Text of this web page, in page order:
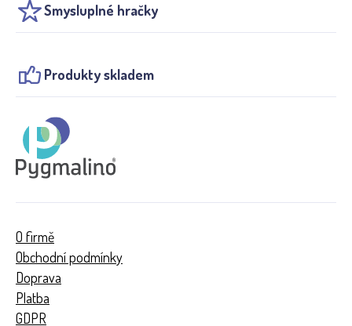
Smysluplné hračky
Produkty skladem
O firmě
Obchodní podmínky
Doprava
Platba
GDPR